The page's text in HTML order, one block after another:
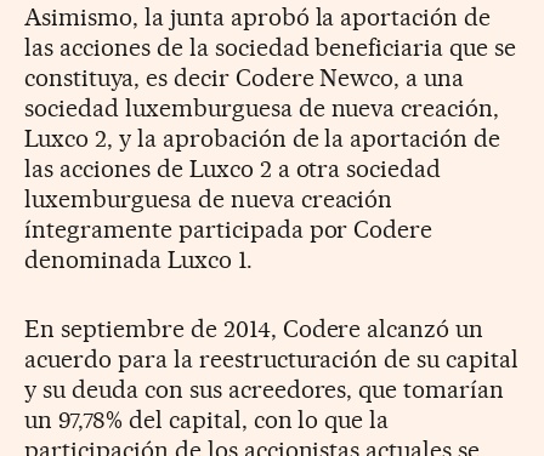
Asimismo, la junta aprobó la aportación de
las acciones de la sociedad beneficiaria que se
constituya, es decir Codere Newco, a una
sociedad luxemburguesa de nueva creación,
Luxco 2, y la aprobación de la aportación de
las acciones de Luxco 2 a otra sociedad
luxemburguesa de nueva creación
íntegramente participada por Codere
denominada Luxco 1.
En septiembre de 2014, Codere alcanzó un
acuerdo para la reestructuración de su capital
y su deuda con sus acreedores, que tomarían
un 97,78% del capital, con lo que la
participación de los accionistas actuales se